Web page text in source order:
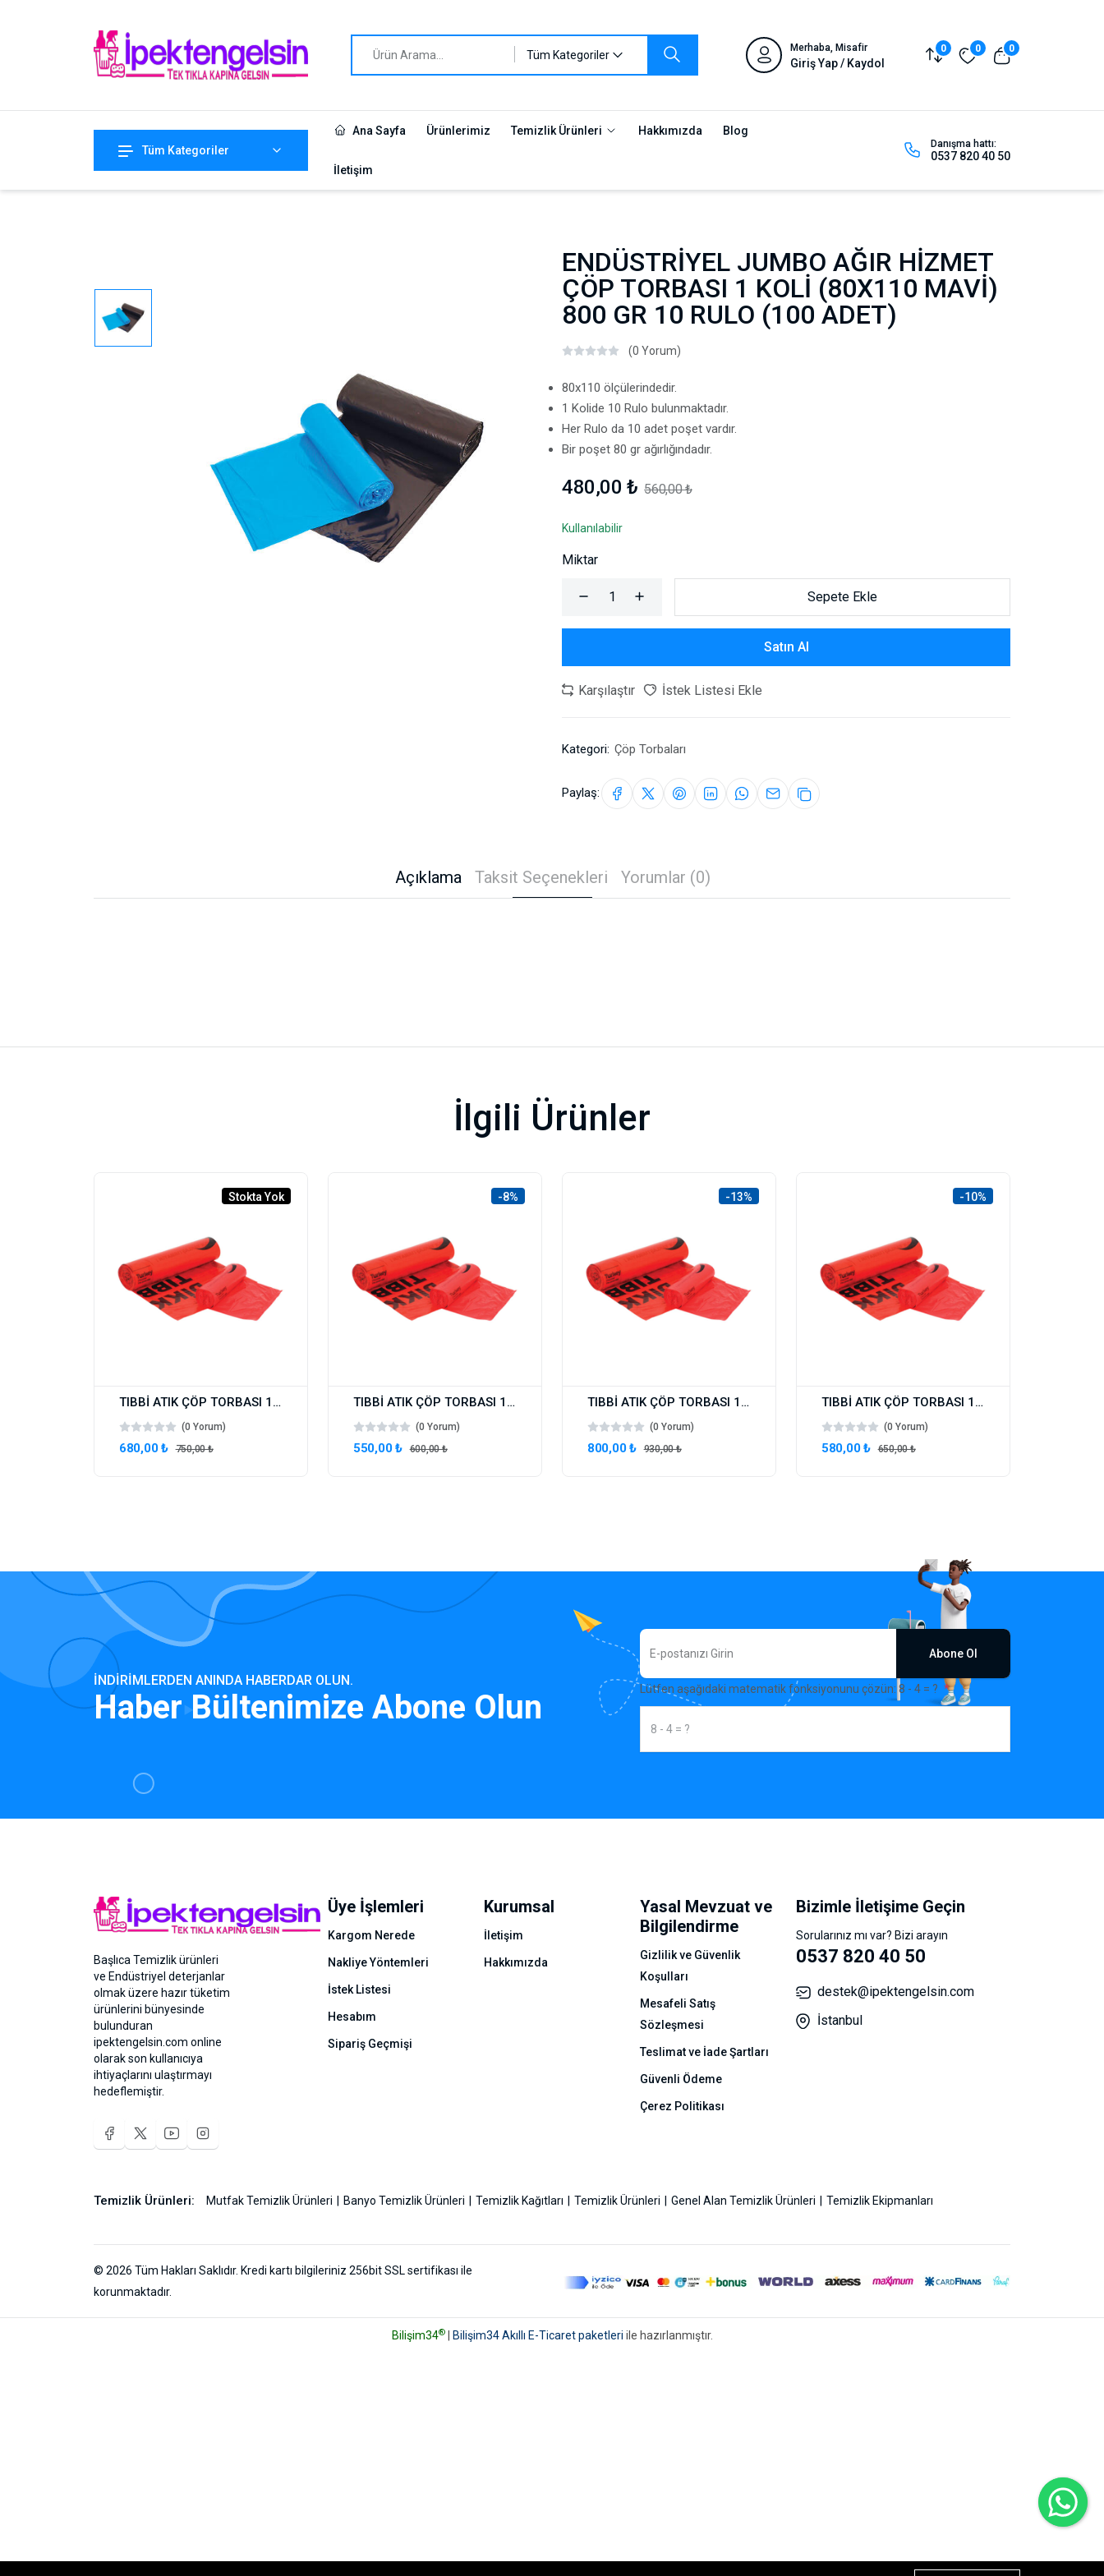
Tüm Kategoriler
Merhaba, Misafir
Giriş Yap / Kaydol
0 0 0
Tüm Kategoriler
Ana Sayfa Ürünlerimiz Temizlik Ürünleri Hakkımızda Blog
İletişim
Danışma hattı:
0537 820 40 50
ENDÜSTRİYEL JUMBO AĞIR HİZMET
ÇÖP TORBASI 1 KOLİ (80X110 MAVİ)
800 GR 10 RULO (100 ADET)
(0 Yorum)
80x110 ölçülerindedir.
1 Kolide 10 Rulo bulunmaktadır.
Her Rulo da 10 adet poşet vardır.
Bir poşet 80 gr ağırlığındadır.
480,00 ₺ 560,00 ₺
Kullanılabilir
Miktar
Sepete Ekle
Satın Al
Karşılaştır İstek Listesi Ekle
Kategori: Çöp Torbaları
Paylaş:
Açıklama Taksit Seçenekleri Yorumlar (0)
İlgili Ürünler
Stokta Yok
TIBBİ ATIK ÇÖP TORBASI 1 KOLİ 80X110 800 GR 10 RULO (100 ADET)
(0 Yorum)
680,00 ₺ 750,00 ₺
-8%
TIBBİ ATIK ÇÖP TORBASI 1 KOLİ 72X95 630 GR 10 RULO (100 ADET)
(0 Yorum)
550,00 ₺ 600,00 ₺
-13%
TIBBİ ATIK ÇÖP TORBASI 1 KOLİ 65X80 480 GR 20 RULO (200 ADET)
(0 Yorum)
800,00 ₺ 930,00 ₺
-10%
TIBBİ ATIK ÇÖP TORBASI 1 KOLİ (55X60) 300 GR 20 RULO (200 ADET)
(0 Yorum)
580,00 ₺ 650,00 ₺
İNDIRIMLERDEN ANINDA HABERDAR OLUN.
Haber Bültenimize Abone Olun Lütfen aşağıdaki matematik fonksiyonunu çözün: 8 - 4 = ?
Abone Ol
Başlıca Temizlik ürünleri
ve Endüstriyel deterjanlar
olmak üzere hazır tüketim
ürünlerini bünyesinde
bulunduran
ipektengelsin.com online
olarak son kullanıcıya
ihtiyaçlarını ulaştırmayı
hedeflemiştir.
Üye İşlemleri
Kargom Nerede
Nakliye Yöntemleri
İstek Listesi
Hesabım
Sipariş Geçmişi
Kurumsal
İletişim
Hakkımızda
Yasal Mevzuat ve
Bilgilendirme
Gizlilik ve Güvenlik
Koşulları
Mesafeli Satış
Sözleşmesi
Teslimat ve İade Şartları
Güvenli Ödeme
Çerez Politikası
Bizimle İletişime Geçin
Sorularınız mı var? Bizi arayın
0537 820 40 50
destek@ipektengelsin.com
İstanbul
Temizlik Ürünleri: Mutfak Temizlik Ürünleri Banyo Temizlik Ürünleri Temizlik Kağıtları Temizlik Ürünleri Genel Alan Temizlik Ürünleri Temizlik Ekipmanları
© 2026 Tüm Hakları Saklıdır. Kredi kartı bilgileriniz 256bit SSL sertifikası ile
korunmaktadır.
Bilişim34®| Bilişim34 Akıllı E-Ticaret paketleri ile hazırlanmıştır.